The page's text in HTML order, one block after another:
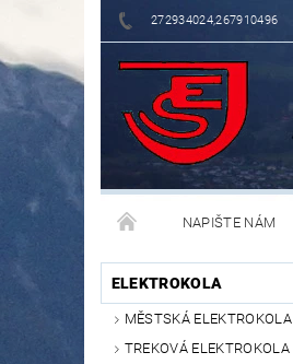
272934024,267910496
NAPIŠTE NÁM
ELEKTROKOLA
MĚSTSKÁ ELEKTROKOLA
TREKOVÁ ELEKTROKOLA